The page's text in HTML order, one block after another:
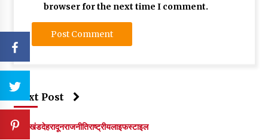
browser for the next time I comment.
Next Post
उत्तराखंडदेहरादूनराजनीतिराष्ट्रीयलाइफस्टाइल